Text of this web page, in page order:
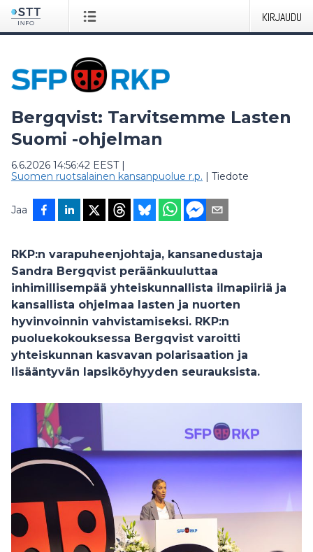
KIRJAUDU
Bergqvist: Tarvitsemme Lasten
Suomi -ohjelman
6.6.2026 14:56:42 EEST|
Suomen ruotsalainen kansanpuolue r.p. | Tiedote
Jaa
RKP:n varapuheenjohtaja, kansanedustaja
Sandra Bergqvist peräänkuuluttaa
inhimillisempää yhteiskunnallista ilmapiiriä ja
kansallista ohjelmaa lasten ja nuorten
hyvinvoinnin vahvistamiseksi. RKP:n
puoluekokouksessa Bergqvist varoitti
yhteiskunnan kasvavan polarisaation ja
lisääntyvän lapsiköyhyyden seurauksista.